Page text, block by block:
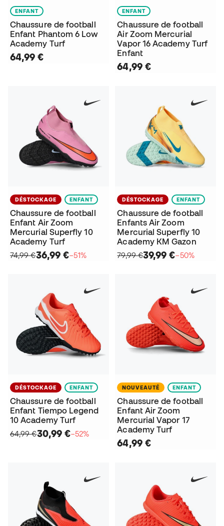
ENFANT
Chaussure de football
Enfant Phantom 6 Low
Academy Turf
64,99 €
ENFANT
Chaussure de football
Air Zoom Mercurial
Vapor 16 Academy Turf
Enfant
64,99 €
DÉSTOCKAGE ENFANT
Chaussure de football
Enfant Air Zoom
Mercurial Superfly 10
Academy Turf
74,99 €36,99 €−51%
DÉSTOCKAGE ENFANT
Chaussure de football
Enfants Air Zoom
Mercurial Superfly 10
Academy KM Gazon
79,99 €39,99 €−50%
DÉSTOCKAGE ENFANT
Chaussure de football
Enfant Tiempo Legend
10 Academy Turf
64,99 €30,99 €−52%
NOUVEAUTÉ ENFANT
Chaussure de football
Enfant Air Zoom
Mercurial Vapor 17
Academy Turf
64,99 €